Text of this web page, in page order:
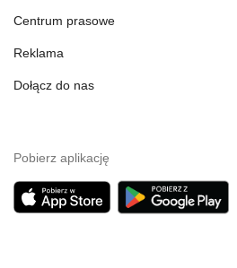
Centrum prasowe
Reklama
Dołącz do nas
Pobierz aplikację